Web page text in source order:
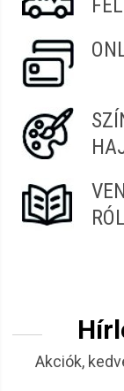
Akciók,